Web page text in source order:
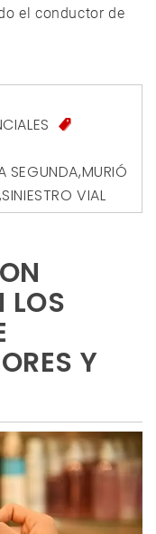
el conductor de
SEGUNDA,MURIÓ
,SINIESTRO VIAL
LOS
Y